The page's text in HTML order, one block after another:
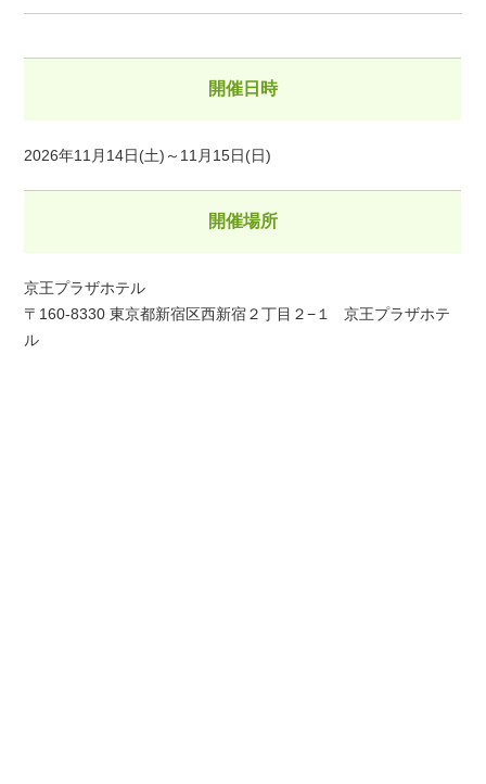
開催日時
2026年11月14日(土)～11月15日(日)
開催場所
京王プラザホテル
〒160-8330 東京都新宿区西新宿２丁目２−１ 京王プラザホテ
ル